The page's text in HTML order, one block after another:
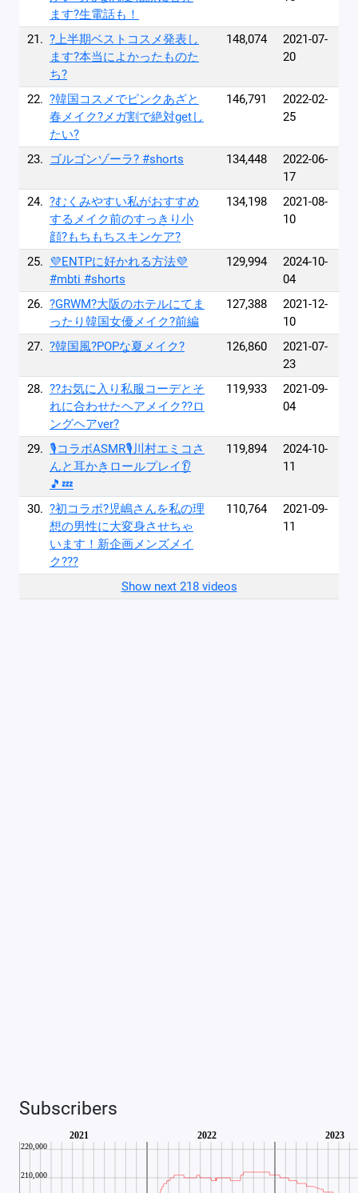
ます?生電話も！
21. ?上半期ベストコスメ発表し
ます?本当によかったものた
ち?
148,074
2021-07-
20
22. ?韓国コスメでピンクあざと
春メイク?メガ割で絶対getし
たい?
146,791
2022-02-
25
23. ゴルゴンゾーラ? #shorts 134,448
2022-06-
17
24. ?むくみやすい私がおすすめ
するメイク前のすっきり小
顔?もちもちスキンケア?
134,198
2021-08-
10
25. 💜ENTPに好かれる方法💜
#mbti #shorts
129,994
2024-10-
04
26. ?GRWM?大阪のホテルにてま
ったり韓国女優メイク?前編
127,388
2021-12-
10
27. ?韓国風?POPな夏メイク? 126,860
2021-07-
23
28. ??お気に入り私服コーデとそ
れに合わせたヘアメイク??ロ
ングヘアver?
119,933
2021-09-
04
29. 🎙️コラボASMR🎙️川村エミコさ
んと耳かきロールプレイ👂
🎵💤
119,894
2024-10-
11
30. ?初コラボ?児嶋さんを私の理
想の男性に大変身させちゃ
います！新企画メンズメイ
ク???
110,764
2021-09-
11
Show next 218 videos
Subscribers